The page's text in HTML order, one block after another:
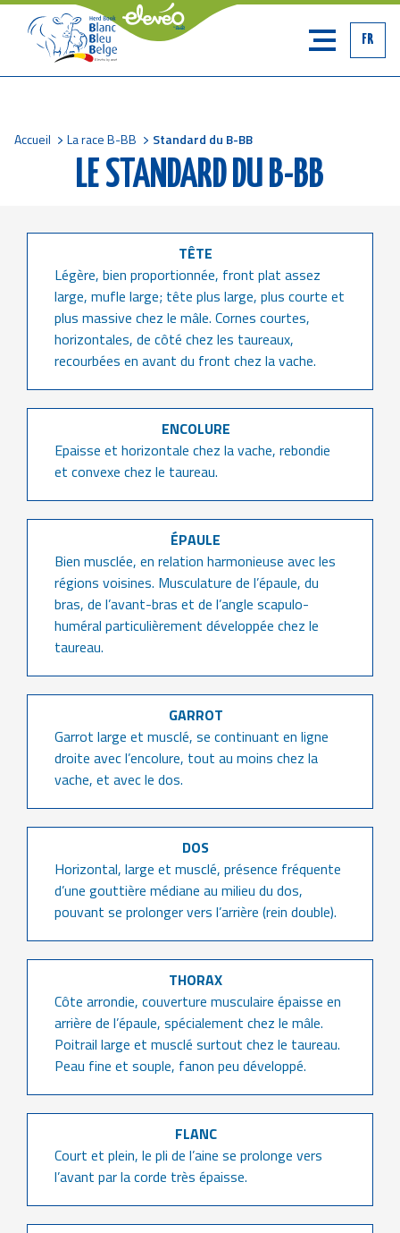
FR
Accueil La race B-BB Standard du B-BB
LE STANDARD DU B-BB
TÊTE
Légère, bien proportionnée, front plat assez
large, mufle large; tête plus large, plus courte et
plus massive chez le mâle. Cornes courtes,
horizontales, de côté chez les taureaux,
recourbées en avant du front chez la vache.
ENCOLURE
Epaisse et horizontale chez la vache, rebondie
et convexe chez le taureau.
ÉPAULE
Bien musclée, en relation harmonieuse avec les
régions voisines. Musculature de l’épaule, du
bras, de l’avant-bras et de l’angle scapulo-
huméral particulièrement développée chez le
taureau.
GARROT
Garrot large et musclé, se continuant en ligne
droite avec l’encolure, tout au moins chez la
vache, et avec le dos.
DOS
Horizontal, large et musclé, présence fréquente
d’une gouttière médiane au milieu du dos,
pouvant se prolonger vers l’arrière (rein double).
THORAX
Côte arrondie, couverture musculaire épaisse en
arrière de l’épaule, spécialement chez le mâle.
Poitrail large et musclé surtout chez le taureau.
Peau fine et souple, fanon peu développé.
FLANC
Court et plein, le pli de l’aine se prolonge vers
l’avant par la corde très épaisse.